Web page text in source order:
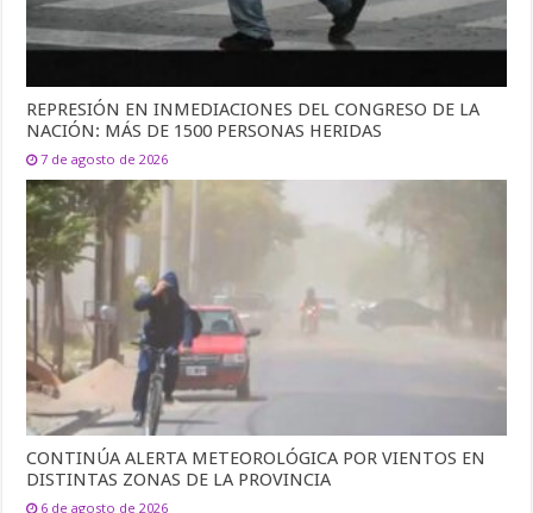
REPRESIÓN EN INMEDIACIONES DEL CONGRESO DE LA
NACIÓN: MÁS DE 1500 PERSONAS HERIDAS
7 de agosto de 2026
CONTINÚA ALERTA METEOROLÓGICA POR VIENTOS EN
DISTINTAS ZONAS DE LA PROVINCIA
6 de agosto de 2026